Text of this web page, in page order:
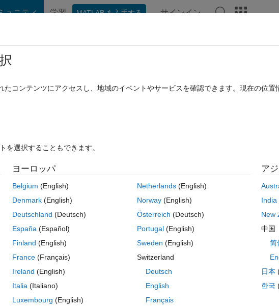
ュニティ 学習 MATLAB を入手する サインイン
に関する FAQ
lsyout
0 投票
サインインしてこの質問に回答する。
サインインしてアクティビティをフォロー
たコンテンツにアクセスし、地域のイベントやサービスを確認できます。現在の位置
を選択することもできます。
ヨーロッパ
Belgium (English)
Denmark (English)
Deutschland (Deutsch)
España (Español)
Finland (English)
France (Français)
Ireland (English)
Italia (Italiano)
Luxembourg (English)
Netherlands(English)
Norway(English)
Österreich (Deutsch)
Portugal(English)
Sweden (English)
Switzerland
Deutsch
English
Français
ア
India
New
中国
简
日本
한국